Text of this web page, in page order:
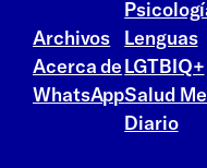
Archivos
Acerca de
WhatsApp
Lenguas
LGTBIQ+
Salud
Diario